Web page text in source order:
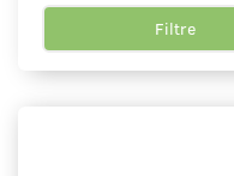
Filtre